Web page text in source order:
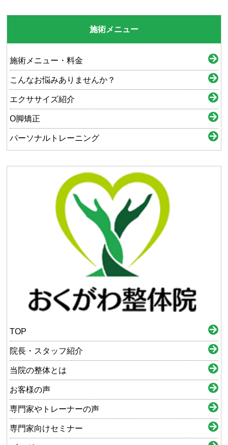
施術メニュー
施術メニュー・料金
こんなお悩みありませんか？
エクササイズ紹介
O脚矯正
パーソナルトレーニング
TOP
院長・スタッフ紹介
当院の整体とは
お客様の声
専門家やトレーナーの声
専門家向けセミナー